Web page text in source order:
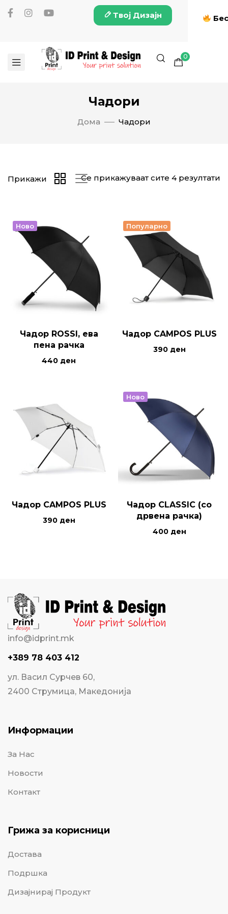
Твој Дизајн
0
Чадори
Дома Чадори
Се прикажуваат сите 4 резултати
Прикажи
Ново
Чадор ROSSI, ева
пена рачка
440 ден
Популарно
Чадор CAMPOS PLUS
390 ден
Чадор CAMPOS PLUS
390 ден
Ново
Чадор CLASSIC (со
дрвена рачка)
400 ден
info@idprint.mk
+389 78 403 412
ул. Васил Сурчев 60,
2400 Струмица, Македонија
Информации
За Нас
Новости
Контакт
Грижа за корисници
Достава
Подршка
Дизајнирај Продукт